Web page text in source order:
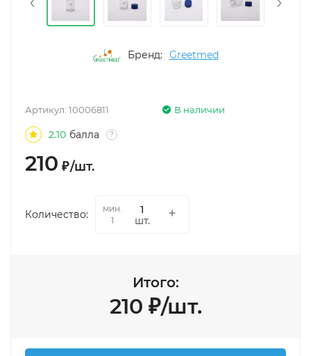
Бренд: Greetmed
В наличии
Артикул: 10006811
2.10 балла ?
210 ₽/шт.
Количество:
мин.
1
шт.
Итого:
210 ₽/шт.